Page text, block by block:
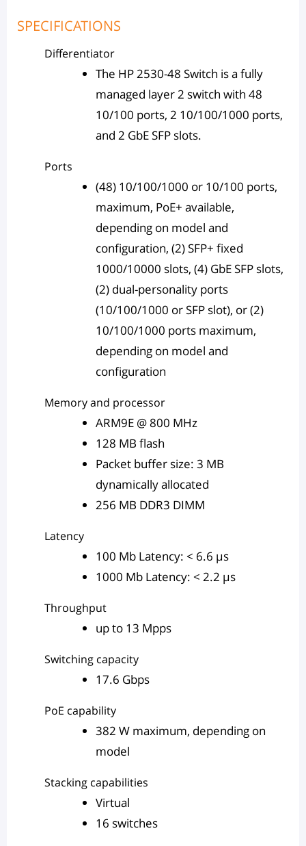
SPECIFICATIONS
Differentiator
The HP 2530-48 Switch is a fully
managed layer 2 switch with 48
10/100 ports, 2 10/100/1000 ports,
and 2 GbE SFP slots.
Ports
(48) 10/100/1000 or 10/100 ports,
maximum, PoE+ available,
depending on model and
configuration, (2) SFP+ fixed
1000/10000 slots, (4) GbE SFP slots,
(2) dual-personality ports
(10/100/1000 or SFP slot), or (2)
10/100/1000 ports maximum,
depending on model and
configuration
Memory and processor
ARM9E @ 800 MHz
128 MB flash
Packet buffer size: 3 MB
dynamically allocated
256 MB DDR3 DIMM
Latency
100 Mb Latency: < 6.6 µs
1000 Mb Latency: < 2.2 µs
Throughput
up to 13 Mpps
Switching capacity
17.6 Gbps
PoE capability
382 W maximum, depending on
model
Stacking capabilities
Virtual
16 switches